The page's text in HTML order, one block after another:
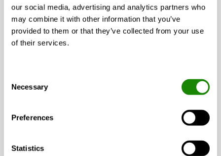
our social media, advertising and analytics partners who
may combine it with other information that you’ve
provided to them or that they’ve collected from your use
of their services.
Selection
Necessary
Preferences
Statistics
Frikjøling eller kompressorkjøling